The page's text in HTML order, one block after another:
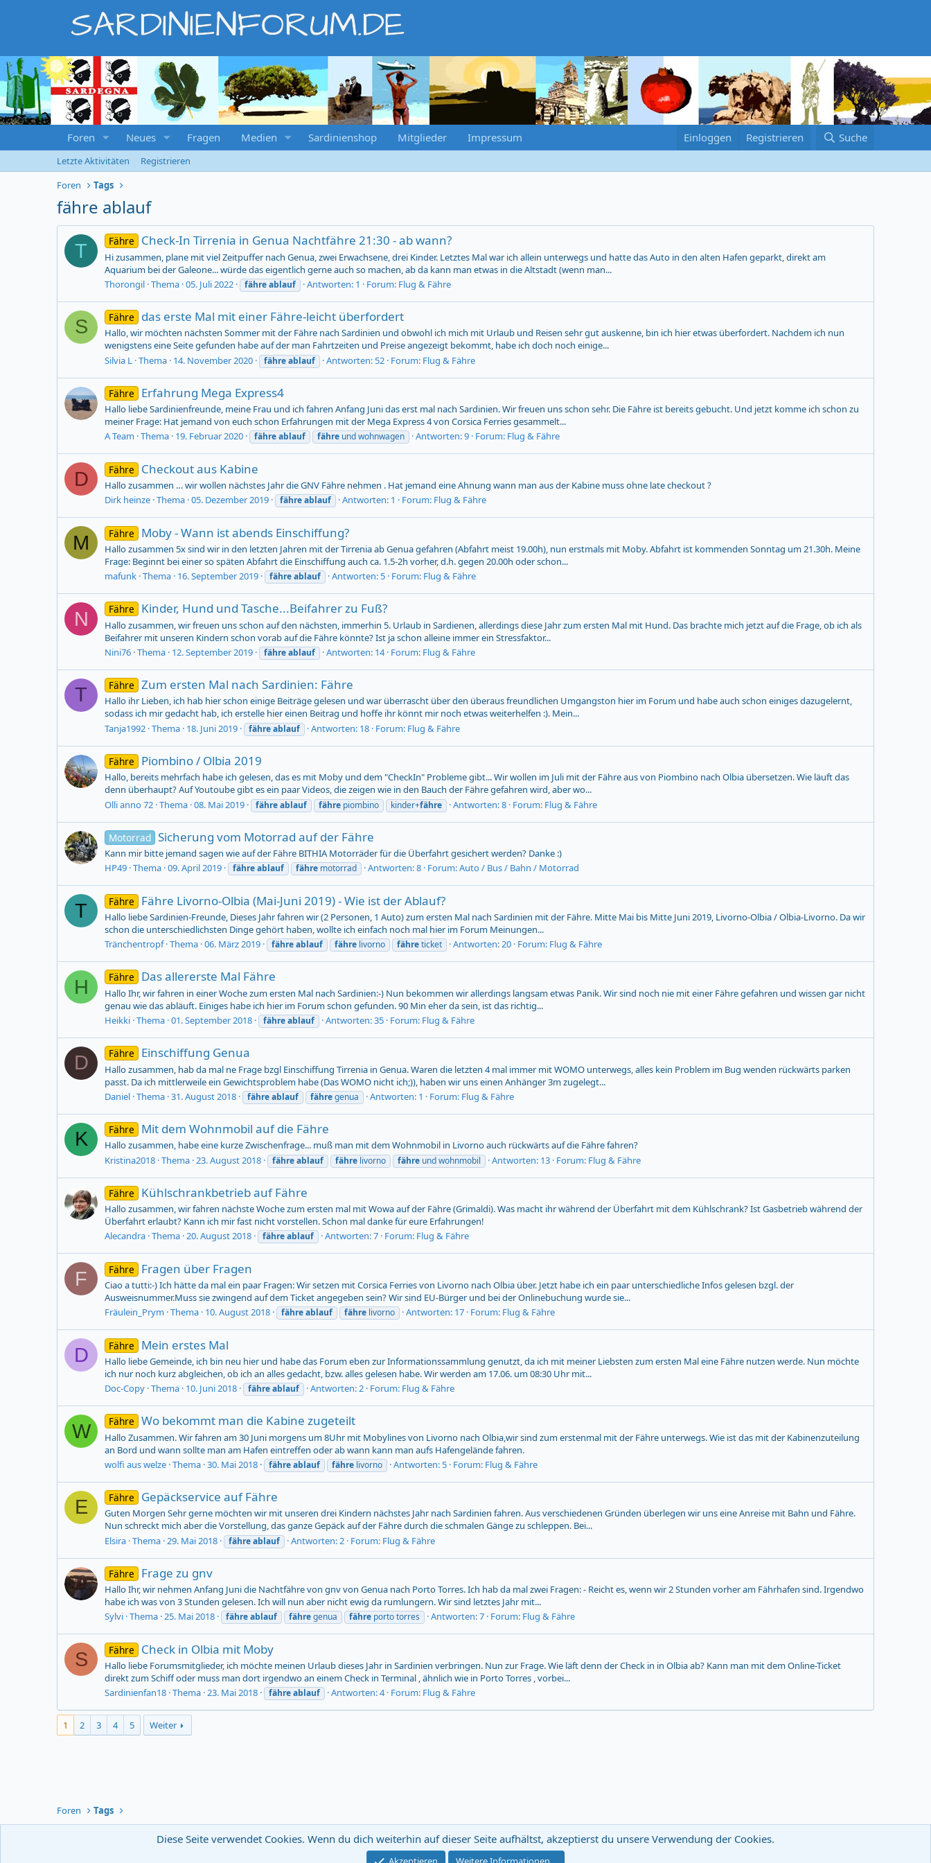
SARDINIENFORUM.DE
Foren Neues Fragen Medien Sardinienshop Mitglieder Impressum Einloggen Registrieren Suche
Letzte Aktivitäten
Registrieren
Foren
Tags
fähre ablauf
T Fähre Check-In Tirrenia in Genua Nachtfähre 21:30 - ab wann?
Hi zusammen, plane mit viel Zeitpuffer nach Genua, zwei Erwachsene, drei Kinder. Letztes Mal war ich allein unterwegs und hatte das Auto in den alten Hafen geparkt, direkt am
Aquarium bei der Galeone... würde das eigentlich gerne auch so machen, ab da kann man etwas in die Altstadt (wenn man...
Thorongil Thema 05. Juli 2022 fähreablauf Antworten: 1 Forum: Flug & Fähre
S Fähre das erste Mal mit einer Fähre-leicht überfordert
Hallo, wir möchten nächsten Sommer mit der Fähre nach Sardinien und obwohl ich mich mit Urlaub und Reisen sehr gut auskenne, bin ich hier etwas überfordert. Nachdem ich nun
wenigstens eine Seite gefunden habe auf der man Fahrtzeiten und Preise angezeigt bekommt, habe ich doch noch einige...
Silvia L Thema 14. November 2020 fähreablauf Antworten: 52 Forum: Flug & Fähre
Fähre Erfahrung Mega Express4
Hallo liebe Sardinienfreunde, meine Frau und ich fahren Anfang Juni das erst mal nach Sardinien. Wir freuen uns schon sehr. Die Fähre ist bereits gebucht. Und jetzt komme ich schon zu
meiner Frage: Hat jemand von euch schon Erfahrungen mit der Mega Express 4 von Corsica Ferries gesammelt...
A Team Thema 19. Februar 2020 fähreablauf fähre und wohnwagen Antworten: 9 Forum: Flug & Fähre
D Fähre Checkout aus Kabine
Hallo zusammen … wir wollen nächstes Jahr die GNV Fähre nehmen . Hat jemand eine Ahnung wann man aus der Kabine muss ohne late checkout ?
Dirk heinze Thema 05. Dezember 2019 fähreablauf Antworten: 1 Forum: Flug & Fähre
M Fähre Moby - Wann ist abends Einschiffung?
Hallo zusammen 5x sind wir in den letzten Jahren mit der Tirrenia ab Genua gefahren (Abfahrt meist 19.00h), nun erstmals mit Moby. Abfahrt ist kommenden Sonntag um 21.30h. Meine
Frage: Beginnt bei einer so späten Abfahrt die Einschiffung auch ca. 1.5-2h vorher, d.h. gegen 20.00h oder schon...
mafunk Thema 16. September 2019 fähreablauf Antworten: 5 Forum: Flug & Fähre
N Fähre Kinder, Hund und Tasche...Beifahrer zu Fuß?
Hallo zusammen, wir freuen uns schon auf den nächsten, immerhin 5. Urlaub in Sardienen, allerdings diese Jahr zum ersten Mal mit Hund. Das brachte mich jetzt auf die Frage, ob ich als
Beifahrer mit unseren Kindern schon vorab auf die Fähre könnte? Ist ja schon alleine immer ein Stressfaktor...
Nini76 Thema 12. September 2019 fähreablauf Antworten: 14 Forum: Flug & Fähre
T Fähre Zum ersten Mal nach Sardinien: Fähre
Hallo ihr Lieben, ich hab hier schon einige Beiträge gelesen und war überrascht über den überaus freundlichen Umgangston hier im Forum und habe auch schon einiges dazugelernt,
sodass ich mir gedacht hab, ich erstelle hier einen Beitrag und hoffe ihr könnt mir noch etwas weiterhelfen :). Mein...
Tanja1992 Thema 18. Juni 2019 fähreablauf Antworten: 18 Forum: Flug & Fähre
Fähre Piombino / Olbia 2019
Hallo, bereits mehrfach habe ich gelesen, das es mit Moby und dem "CheckIn" Probleme gibt... Wir wollen im Juli mit der Fähre aus von Piombino nach Olbia übersetzen. Wie läuft das
denn überhaupt? Auf Youtoube gibt es ein paar Videos, die zeigen wie in den Bauch der Fähre gefahren wird, aber wo...
Olli anno 72 Thema 08. Mai 2019 fähreablauf fähre piombino kinder+fähre Antworten: 8 Forum: Flug & Fähre
Motorrad Sicherung vom Motorrad auf der Fähre
Kann mir bitte jemand sagen wie auf der Fähre BITHIA Motorräder für die Überfahrt gesichert werden? Danke :)
HP49 Thema 09. April 2019 fähreablauf fähre motorrad Antworten: 8 Forum:Auto / Bus / Bahn / Motorrad
T Fähre Fähre Livorno-Olbia (Mai-Juni 2019) - Wie ist der Ablauf?
Hallo liebe Sardinien-Freunde, Dieses Jahr fahren wir (2 Personen, 1 Auto) zum ersten Mal nach Sardinien mit der Fähre. Mitte Mai bis Mitte Juni 2019, Livorno-Olbia / Olbia-Livorno. Da wir
schon die unterschiedlichsten Dinge gehört haben, wollte ich einfach noch mal hier im Forum Meinungen...
Tränchentropf Thema 06. März 2019 fähreablauf fähre livorno fähreticket Antworten: 20 Forum: Flug & Fähre
H Fähre Das allererste Mal Fähre
Hallo Ihr, wir fahren in einer Woche zum ersten Mal nach Sardinien:-) Nun bekommen wir allerdings langsam etwas Panik. Wir sind noch nie mit einer Fähre gefahren und wissen gar nicht
genau wie das abläuft. Einiges habe ich hier im Forum schon gefunden. 90 Min eher da sein, ist das richtig...
Heikki Thema 01. September 2018 fähreablauf Antworten: 35 Forum: Flug & Fähre
D Fähre Einschiffung Genua
Hallo zusammen, hab da mal ne Frage bzgl Einschiffung Tirrenia in Genua. Waren die letzten 4 mal immer mit WOMO unterwegs, alles kein Problem im Bug wenden rückwärts parken
passt. Da ich mittlerweile ein Gewichtsproblem habe (Das WOMO nicht ich;)), haben wir uns einen Anhänger 3m zugelegt...
Daniel Thema 31. August 2018 fähreablauf fähregenua Antworten: 1 Forum: Flug & Fähre
K Fähre Mit dem Wohnmobil auf die Fähre
Hallo zusammen, habe eine kurze Zwischenfrage... muß man mit dem Wohnmobil in Livorno auch rückwärts auf die Fähre fahren?
Kristina2018 Thema 23. August 2018 fähreablauf fähre livorno fähre und wohnmobil Antworten: 13 Forum: Flug & Fähre
Fähre Kühlschrankbetrieb auf Fähre
Hallo zusammen, wir fahren nächste Woche zum ersten mal mit Wowa auf der Fähre (Grimaldi). Was macht ihr während der Überfahrt mit dem Kühlschrank? Ist Gasbetrieb während der
Überfahrt erlaubt? Kann ich mir fast nicht vorstellen. Schon mal danke für eure Erfahrungen!
Alecandra Thema 20. August 2018 fähreablauf Antworten: 7 Forum: Flug & Fähre
F Fähre Fragen über Fragen
Ciao a tutti:-) Ich hätte da mal ein paar Fragen: Wir setzen mit Corsica Ferries von Livorno nach Olbia über. Jetzt habe ich ein paar unterschiedliche Infos gelesen bzgl. der
Ausweisnummer.Muss sie zwingend auf dem Ticket angegeben sein? Wir sind EU-Bürger und bei der Onlinebuchung wurde sie...
Fräulein_Prym Thema 10. August 2018 fähreablauf fähre livorno Antworten: 17 Forum: Flug & Fähre
D Fähre Mein erstes Mal
Hallo liebe Gemeinde, ich bin neu hier und habe das Forum eben zur Informationssammlung genutzt, da ich mit meiner Liebsten zum ersten Mal eine Fähre nutzen werde. Nun möchte
ich nur noch kurz abgleichen, ob ich an alles gedacht, bzw. alles gelesen habe. Wir werden am 17.06. um 08:30 Uhr mit...
Doc-Copy Thema 10. Juni 2018 fähreablauf Antworten: 2 Forum: Flug & Fähre
W Fähre Wo bekommt man die Kabine zugeteilt
Hallo Zusammen. Wir fahren am 30 Juni morgens um 8Uhr mit Mobylines von Livorno nach Olbia,wir sind zum erstenmal mit der Fähre unterwegs. Wie ist das mit der Kabinenzuteilung
an Bord und wann sollte man am Hafen eintreffen oder ab wann kann man aufs Hafengelände fahren.
wolfi aus welze Thema 30. Mai 2018 fähreablauf fähre livorno Antworten: 5 Forum: Flug & Fähre
E Fähre Gepäckservice auf Fähre
Guten Morgen Sehr gerne möchten wir mit unseren drei Kindern nächstes Jahr nach Sardinien fahren. Aus verschiedenen Gründen überlegen wir uns eine Anreise mit Bahn und Fähre.
Nun schreckt mich aber die Vorstellung, das ganze Gepäck auf der Fähre durch die schmalen Gänge zu schleppen. Bei...
Elsira Thema 29. Mai 2018 fähreablauf Antworten: 2 Forum: Flug & Fähre
Fähre Frage zu gnv
Hallo Ihr, wir nehmen Anfang Juni die Nachtfähre von gnv von Genua nach Porto Torres. Ich hab da mal zwei Fragen: - Reicht es, wenn wir 2 Stunden vorher am Fährhafen sind. Irgendwo
habe ich was von 3 Stunden gelesen. Ich will nun aber nicht ewig da rumlungern. Wir sind letztes Jahr mit...
Sylvi Thema 25. Mai 2018 fähreablauf fähregenua fähre porto torres Antworten: 7 Forum: Flug & Fähre
S Fähre Check in Olbia mit Moby
Hallo liebe Forumsmitglieder, ich möchte meinen Urlaub dieses Jahr in Sardinien verbringen. Nun zur Frage. Wie läft denn der Check in in Olbia ab? Kann man mit dem Online-Ticket
direkt zum Schiff oder muss man dort irgendwo an einem Check in Terminal , ähnlich wie in Porto Torres , vorbei...
Sardinienfan18 Thema 23. Mai 2018 fähreablauf Antworten: 4 Forum: Flug & Fähre
1 2 3 4 5 Weiter
Foren Tags
E-Mail Newsletter Nutzungsbedingungen Datenschutz
Diese Seite verwendet Cookies. Wenn du dich weiterhin auf dieser Seite aufhältst, akzeptierst du unsere Verwendung der Cookies.